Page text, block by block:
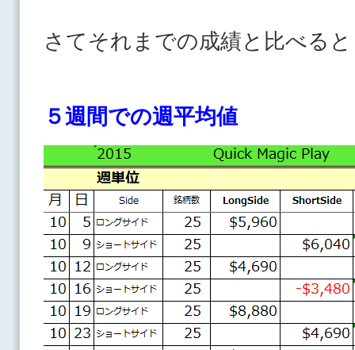
さてそれまでの成績と比べる
５週間での週平均値